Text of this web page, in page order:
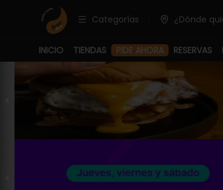
Categorías ¿Dónde
INICIO TIENDAS PIDE AHORA RESERVAS